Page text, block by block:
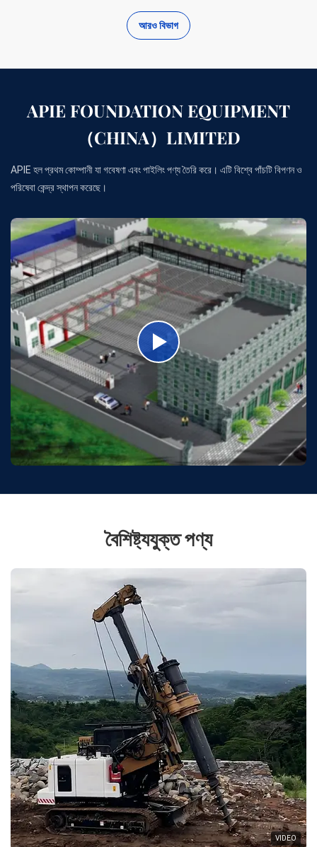
আরও বিভাগ
APIE FOUNDATION EQUIPMENT
（CHINA）LIMITED
APIE হল প্রথম কোম্পানী যা গবেষণা এবং পাইলিং পণ্য তৈরি করে। এটি বিশ্বে পাঁচটি বিপণন ও
পরিষেবা কেন্দ্র স্থাপন করেছে।
বৈশিষ্ট্যযুক্ত পণ্য
VIDEO